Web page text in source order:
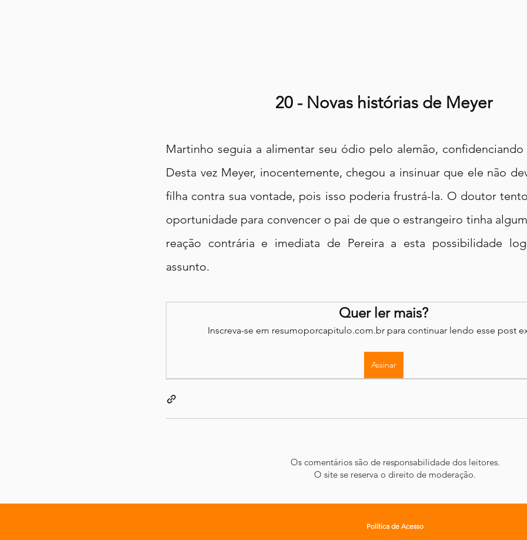
20 - Novas histórias de Meyer
Martinho seguia a alimentar seu ódio pelo alemão,
Desta vez Meyer, inocentemente, chegou a insinuar que ele não
filha contra sua vontade, pois isso poderia frustrá-la. O doutor
oportunidade para convencer o pai de que o estrangeiro tinha
reação contrária e imediata de Pereira a esta possibilidade
assunto.
Quer ler mais?
Inscreva-se em resumoporcapitulo.com.br para continuar lendo esse post
Assinar
Os comentários são de responsabilidade dos leitores.
O site se reserva o direito de moderação.
Política de Acesso